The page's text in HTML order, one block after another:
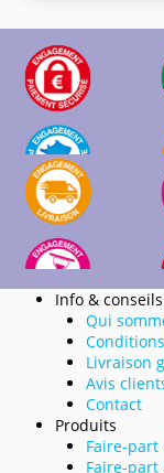
Info & conseils
Qui
Livraison
Avis
Contact
Produits
Faire-part
Faire-part